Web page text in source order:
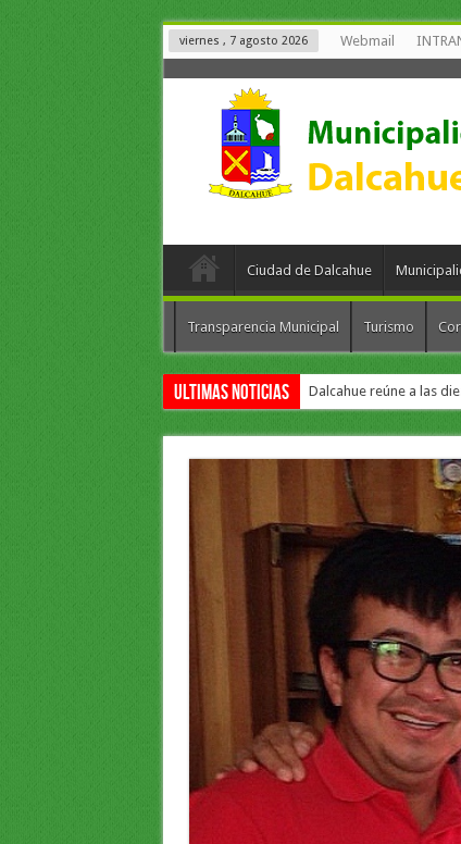
viernes , 7 agosto 2026 Webmail
Ciudad de Dalcahue
Transparencia Municipal Turismo
Ultimas Noticias Dalcahue reúne a las